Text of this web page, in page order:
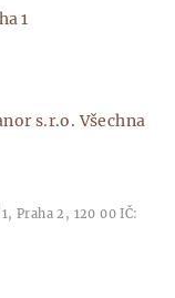
1
s.r.o. Všechna
Praha 2, 120 00 IČ: